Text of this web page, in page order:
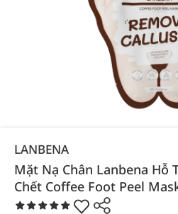
LANBENA
Mặt Nạ Chân Lanbena Hỗ
Chết Coffee Foot Peel